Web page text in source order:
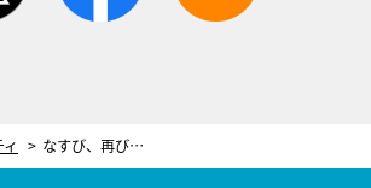
なすび、再び参戦！キスマイらと計1万通の懸賞応募で…まさかの当選ラッシュ